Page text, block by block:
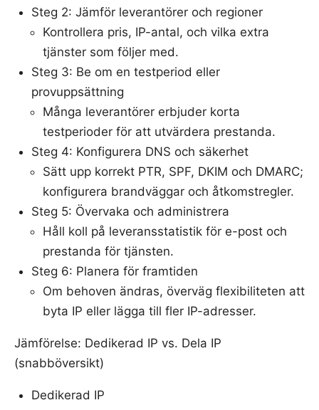
Steg 2: Jämför leverantörer och regioner
Kontrollera pris, IP-antal, och vilka extra
tjänster som följer med.
Steg 3: Be om en testperiod eller
provuppsättning
Många leverantörer erbjuder korta
testperioder för att utvärdera prestanda.
Steg 4: Konfigurera DNS och säkerhet
Sätt upp korrekt PTR, SPF, DKIM och DMARC;
konfigurera brandväggar och åtkomstregler.
Steg 5: Övervaka och administrera
Håll koll på leveransstatistik för e-post och
prestanda för tjänsten.
Steg 6: Planera för framtiden
Om behoven ändras, överväg flexibiliteten att
byta IP eller lägga till fler IP-adresser.
Jämförelse: Dedikerad IP vs. Dela IP
(snabböversikt)
Dedikerad IP